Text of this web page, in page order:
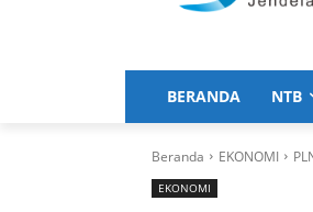
BERANDA NTB
Beranda EKONOMI
EKONOMI